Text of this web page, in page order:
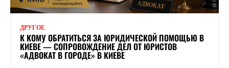
ДРУГОЕ
К КОМУ ОБРАТИТЬСЯ ЗА ЮРИДИЧЕСКОЙ ПОМОЩЬЮ В
КИЕВЕ — СОПРОВОЖДЕНИЕ ДЕЛ ОТ ЮРИСТОВ
«АДВОКАТ В ГОРОДЕ» В КИЕВЕ